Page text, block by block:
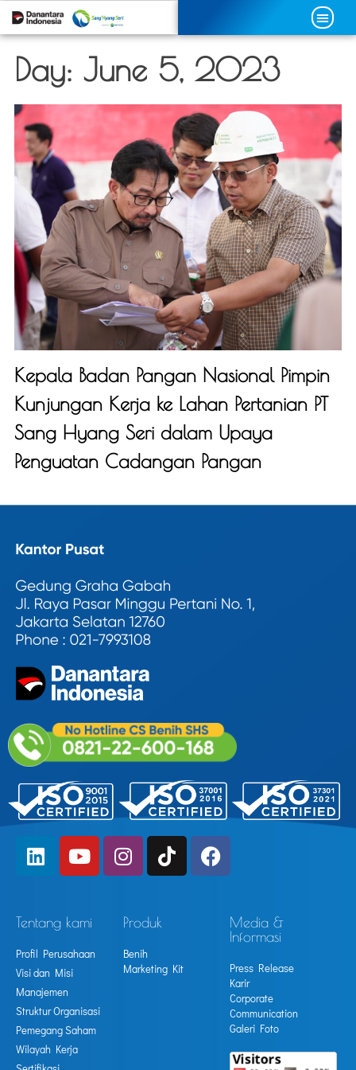
Day: June 5, 2023
Kepala Badan Pangan Nasional Pimpin
Kunjungan Kerja ke Lahan Pertanian PT
Sang Hyang Seri dalam Upaya
Penguatan Cadangan Pangan
Tentang kami
Profil Perusahaan
Visi dan Misi
Manajemen
Struktur Organisasi
Pemegang Saham
Wilayah Kerja
Produk
Benih
Marketing Kit
Media &
Informasi
Press Release
Karir
Corporate
Communication
Galeri Foto